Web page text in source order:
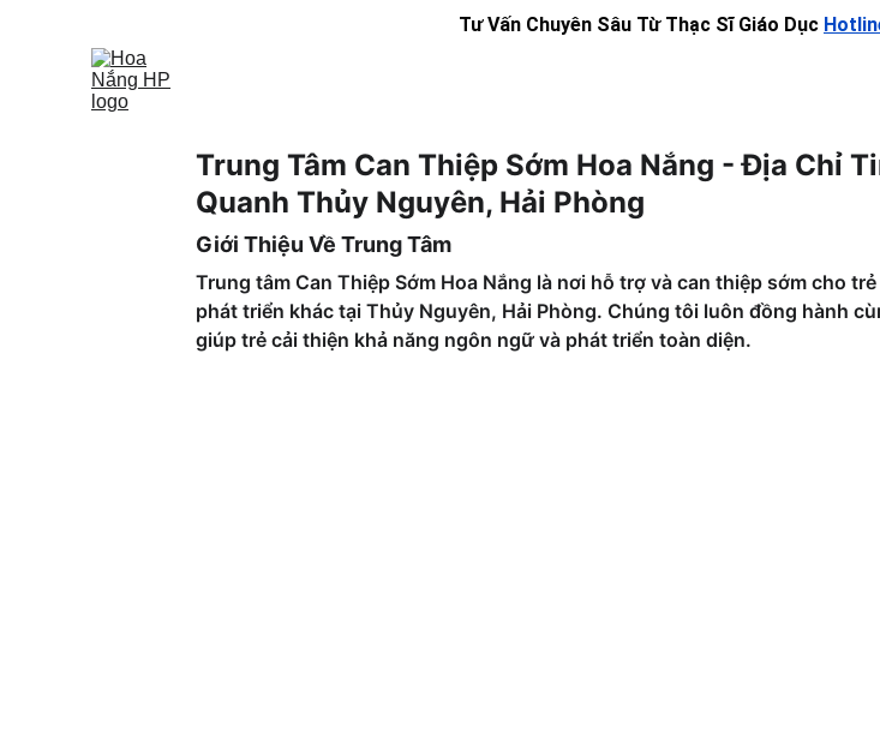
Tư Vấn Chuyên Sâu Từ Thạc Sĩ Giáo Dục
Trung Tâm Can Thiệp Sớm Hoa Nắng - Địa Chỉ
Quanh Thủy Nguyên, Hải Phòng
Giới Thiệu Về Trung Tâm
Trung tâm Can Thiệp Sớm Hoa Nắng là nơi hỗ trợ và can thiệp sớm cho
phát triển khác tại Thủy Nguyên, Hải Phòng. Chúng tôi luôn đồng hành
giúp trẻ cải thiện khả năng ngôn ngữ và phát triển toàn diện.